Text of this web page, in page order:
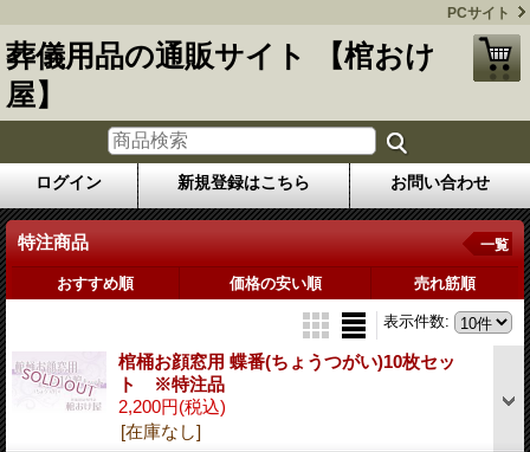
PCサイト
葬儀用品の通販サイト 【棺おけ
屋】
ログイン 新規登録はこちら お問い合わせ
特注商品 一覧
おすすめ順 価格の安い順 売れ筋順
表示件数:
棺桶お顔窓用 蝶番(ちょうつがい)10枚セッ
ト ※特注品
2,200円(税込)
[在庫なし]